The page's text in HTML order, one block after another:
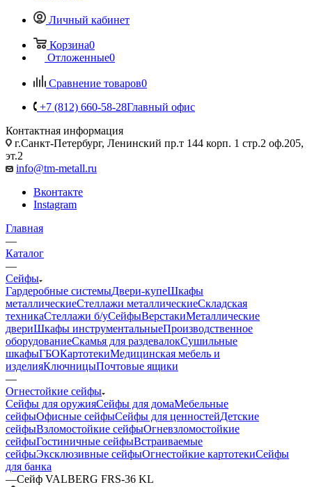
Личный кабинет
Корзина0
Отложенные0
Сравнение товаров0
+7 (812) 660-58-28Главный офис
Контактная информация
г.Санкт-Петербург, Ленинский пр.т 144 корп. 1 стр.2 оф.205,
эт.2
info@tm-metall.ru
Вконтакте
Instagram
Главная
—
Каталог
—
Сейфы
Гардеробные системыДвери-купеШкафы
металлическиеСтеллажи металлическиеСкладская
техникаСтеллажи б/уСейфыВерстакиМеталлические
двериШкафы инструментальныеПроизводственное
оборудованиеСкамья для раздевалокСушильные
шкафыГБОКартотекиМедицинская мебель и
изделияКлючницыПочтовые ящики
—
Огнестойкие сейфы
Сейфы для оружияСейфы для домаМебельные
сейфыОфисные сейфыСейфы для ценностейДетские
сейфыВзломостойкие сейфыОгневзломостойкие
сейфыГостиничные сейфыВстраиваемые
сейфыЭксклюзивные сейфыОгнестойкие картотекиСейфы
для банка
—Сейф VALBERG FRS-36 KL